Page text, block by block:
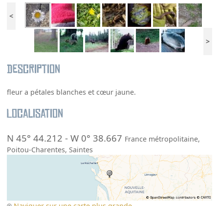
<
>
Description
fleur a pétales blanches et cœur jaune.
Localisation
N 45° 44.212 -W 0° 38.667 France métropolitaine,
Poitou-Charentes,Saintes